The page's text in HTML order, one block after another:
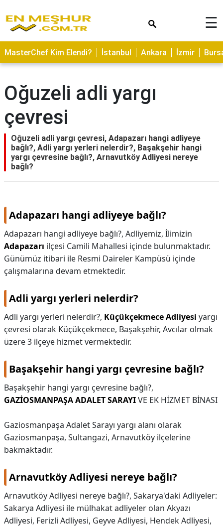
ASTROLOJİ
SAĞLIK
TARİFLERİ
GEZİLECEK
YERLER
CİLT
BAKIMI
NEDİR
HAMİLELİK
KAPLICALAR
İLETİŞİM
☰
MasterChef Kim Elendi? İstanbul Ankara İzmir
Oğuzeli adli yargı
çevresi
Oğuzeli adli yargı çevresi, Adapazarı hangi adliyeye
bağlı?, Adli yargı yerleri nelerdir?, Başakşehir hangi
yargı çevresine bağlı?, Arnavutköy Adliyesi nereye
bağlı?
Adapazarı hangi adliyeye bağlı?
Adapazarı hangi adliyeye bağlı?, Adliyemiz, İlimizin
Adapazarı ilçesi Camili Mahallesi içinde bulunmaktadır.
Günümüz itibari ile Resmi Daireler Kampüsü içinde
çalışmalarına devam etmektedir.
Adli yargı yerleri nelerdir?
Adli yargı yerleri nelerdir?, Küçükçekmece Adliyesi yargı
çevresi olarak Küçükçekmece, Başakşehir, Avcılar olmak
üzere 3 ilçeye hizmet vermektedir.
Başakşehir hangi yargı çevresine bağlı?
Başakşehir hangi yargı çevresine bağlı?,
GAZİOSMANPAŞA ADALET SARAYIVE EK HİZMET BİNASI
Gaziosmanpaşa Adalet Sarayı yargı alanı olarak
Gaziosmanpaşa, Sultangazi, Arnavutköy ilçelerine
bakmaktadır.
Arnavutköy Adliyesi nereye bağlı?
Arnavutköy Adliyesi nereye bağlı?, Sakarya'daki Adliyeler:
Sakarya Adliyesi ile mülhakat adliyeler olan Akyazı
Adliyesi, Ferizli Adliyesi, Geyve Adliyesi, Hendek Adliyesi,